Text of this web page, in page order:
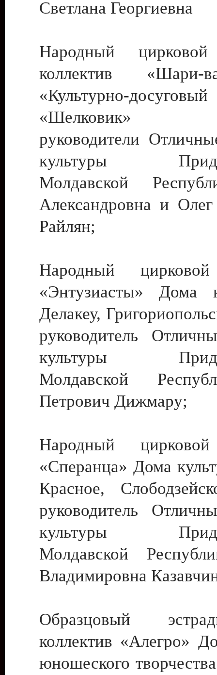
Светлана Георгиевна
Народный цирковой
коллектив
«Культурно-
«Шелковик»
руководители
культуры
Молдавской
Александровна и
Райлян;
Народный цирковой
«Энтузиасты» Дома
Делакеу,
руководитель
культуры
Молдавской
Петрович Дижмару;
Народный цирковой
«Сперанца» Дома
Красное,
руководитель
культуры
Молдавской
Владимировна
Образцовый
коллектив «Алегро»
юношеского